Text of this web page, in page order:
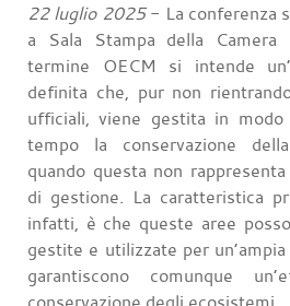
22 luglio 2025- La conferenza
a Sala Stampa della
termine OECM si intende
definita che, pur non
ufficiali, viene gestita in
tempo la conservazione
quando questa non
di gestione. La caratteristica
infatti, è che queste aree
gestite e utilizzate per
garantiscono comunque